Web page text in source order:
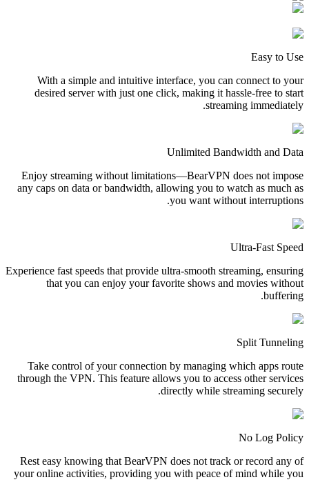
Easy to Use
With a simple and intuitive interface, you can connect to your
desired server with just one click, making it hassle-free to start
streaming immediately.
Unlimited Bandwidth and Data
Enjoy streaming without limitations—BearVPN does not impose
any caps on data or bandwidth, allowing you to watch as much as
you want without interruptions.
Ultra-Fast Speed
Experience fast speeds that provide ultra-smooth streaming, ensuring
that you can enjoy your favorite shows and movies without
buffering.
Split Tunneling
Take control of your connection by managing which apps route
through the VPN. This feature allows you to access other services
directly while streaming securely.
No Log Policy
Rest easy knowing that BearVPN does not track or record any of
your online activities, providing you with peace of mind while you